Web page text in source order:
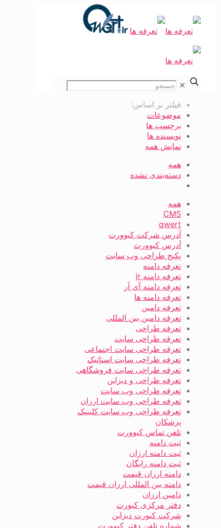
✕
فیلتر بر اساس:
موضوعات
برچسب ها
نویسنده ها
نمایش همه
همه
دسته‌بندی نشده
همه
CMS
qwert
آدرس شرکت کیوورت
آدرس کیوورت
پکیج طراحی وب سایت
تعرفه دامنه
تعرفه دامنه ir
تعرفه دامنه آی آر
تعرفه دامنه ها
تعرفه دامین
تعرفه دامین بین المللی
تعرفه طراحی
تعرفه طراحی سایت
تعرفه طراحی سایت اجتماعی
تعرفه طراحی سایت استاتیک
تعرفه طراحی سایت فروشگاهی
تعرفه طراحی و دیزاین
تعرفه طراحی وب سایت
تعرفه طراحی وب سایت ارزان
تعرفه طراحی وب سایت کلینیک
پزشکان
تلفن تماس کیوورت
ثبت دامنه
ثبت دامنه ارزان
ثبت دامنه رایگان
دامنه ارزان قیمت
دامنه بین المللی ارزان قیمت
دامین ارزان
دفتر مرکزی کیورت
شرکت کیورت دیزاین
شماره تلفن دفتر کیوورت